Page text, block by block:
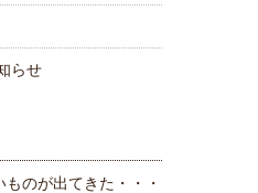
らせ
のが出てきた・・・